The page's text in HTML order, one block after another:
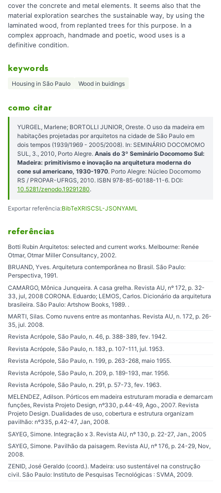
cover the concrete and metal elements. It seems also that the
material exploration searches the sustainable way, by using the
laminated wood, from replanted trees for this purpose. In a
complex approach, handmade and poetic, wood uses is a
definitive condition.
keywords
Housing in São Paulo Wood in buidings
como citar
YURGEL, Marlene; BORTOLLI JUNIOR, Oreste. O uso da madeira em
habitações projetadas por arquitetos na cidade de São Paulo em
dois tempos (1939/1969 - 2005/2008). In: SEMINÁRIO DOCOMOMO
SUL, 3., 2010, Porto Alegre. Anais do 3º Seminário Docomomo Sul:
Madeira: primitivismo e inovação na arquitetura moderna do
cone sul americano, 1930-1970. Porto Alegre: Núcleo Docomomo
RS / PROPAR-UFRGS, 2010. ISBN 978-85-60188-11-6. DOI:
10.5281/zenodo.19291280.
Exportar referência:BibTeXRISCSL-JSONYAML
referências
Botti Rubin Arquitetos: selected and current works. Melbourne: Renée
Otmar, Otmar Miller Consultancy, 2002.
BRUAND, Yves. Arquitetura contemporânea no Brasil. São Paulo:
Perspectiva, 1991.
CAMARGO, Mônica Junqueira. A casa grelha. Revista AU, nº 172, p. 32-
33, jul, 2008 CORONA. Eduardo; LEMOS, Carlos. Dicionário da arquitetura
brasileira. São Paulo: Artshow Books, 1989. .
MARTI, Silas. Como nuvens entre as montanhas. Revista AU, n. 172, p. 26-
35, jul. 2008.
Revista Acrópole, São Paulo, n. 46, p. 388-389, fev. 1942.
Revista Acrópole, São Paulo, n. 183, p. 107-111, jul. 1953.
Revista Acrópole, São Paulo, n. 199, p. 263-268, maio 1955.
Revista Acrópole, São Paulo, n. 209, p. 189-193, mar. 1956.
Revista Acrópole, São Paulo, n. 291, p. 57-73, fev. 1963.
MELENDEZ, Adilson. Pórticos em madeira estruturam moradia e demarcam
funções, Revista Projeto Design, nº330, p.44-49, Ago., 2007. Revista
Projeto Design. Dualidades de uso, cobertura e estrutura organizam
pavilhão: nº335, p.42-47, Jan, 2008.
SAYEG, Simone. Integração x 3. Revista AU, nº 130, p. 22-27, Jan., 2005
SAYEG, Simone. Pavilhão da paisagem. Revista AU, nº 176, p. 24-29, Nov,
2008.
ZENID, José Geraldo (coord.). Madeira: uso sustentável na construção
civil. São Paulo: Instituto de Pesquisas Tecnológicas : SVMA, 2009.